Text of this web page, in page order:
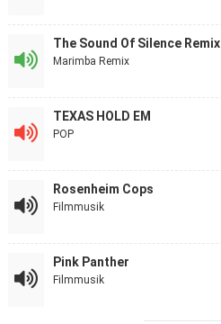
The Sound Of Silence Remix
Marimba Remix
TEXAS HOLD EM
POP
Rosenheim Cops
Filmmusik
Pink Panther
Filmmusik